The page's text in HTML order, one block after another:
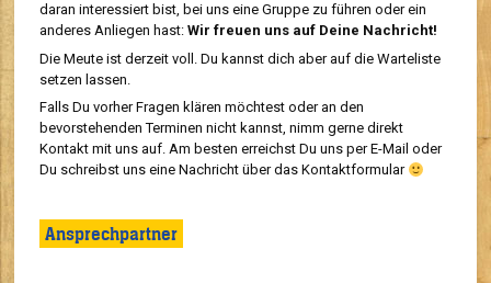
daran interessiert bist, bei uns eine Gruppe zu führen oder ein
anderes Anliegen hast: Wir freuen uns auf Deine Nachricht!
Die Meute ist derzeit voll. Du kannst dich aber auf die Warteliste
setzen lassen.
Falls Du vorher Fragen klären möchtest oder an den
bevorstehenden Terminen nicht kannst, nimm gerne direkt
Kontakt mit uns auf. Am besten erreichst Du uns per E-Mail oder
Du schreibst uns eine Nachricht über das Kontaktformular
Ansprechpartner